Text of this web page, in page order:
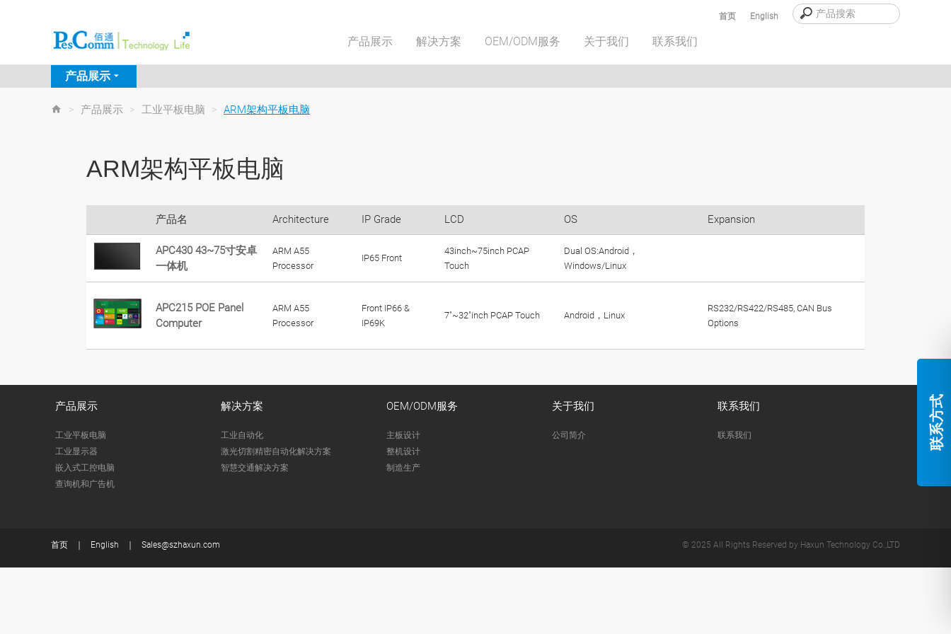
联系方式
English
首页
产品展示 解决方案 OEM/ODM服务 关于我们 联系我们
产品展示
> 产品展示 > 工业平板电脑 > ARM架构平板电脑
ARM架构平板电脑
产品名 Architecture IP Grade LCD OS Expansion
APC430 43~75寸安卓
一体机
ARM A55
Processor
IP65 Front
43inch~75inch PCAP
Touch
Dual OS:Android，
Windows/Linux
APC215 POE Panel
Computer
ARM A55
Processor
Front IP66 &
IP69K
7"~32"inch PCAP Touch Android，Linux
RS232/RS422/RS485, CAN Bus
Options
产品展示
工业平板电脑
工业显示器
嵌入式工控电脑
查询机和广告机
解决方案
工业自动化
激光切割精密自动化解决方案
智慧交通解决方案
OEM/ODM服务
主板设计
整机设计
制造生产
关于我们
公司简介
联系我们
联系我们
首页 English Sales@szhaxun.com © 2025 All Rights Reserved by Haxun Technology Co.,LTD